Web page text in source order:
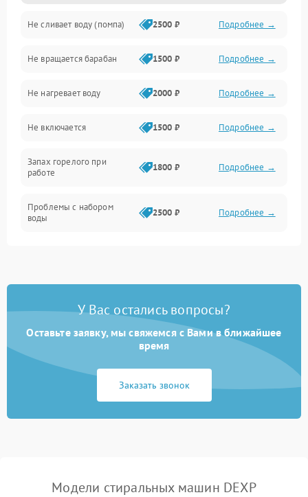
Водоснабжение
Слив
Программное обеспечение
Не сливает воду (помпа) 2500 ₽ Подробнее →
Не вращается барабан 1500 ₽ Подробнее →
Не нагревает воду 2000 ₽ Подробнее →
Не включается 1500 ₽ Подробнее →
Запах горелого при
работе
1800 ₽ Подробнее →
Проблемы с набором
воды
2500 ₽ Подробнее →
Замена платы управления 2200 ₽ Подробнее →
У Вас остались вопросы?
Оставьте заявку, мы свяжемся с Вами в ближайшее
время
Заказать звонок
Модели стиральных машин DEXP